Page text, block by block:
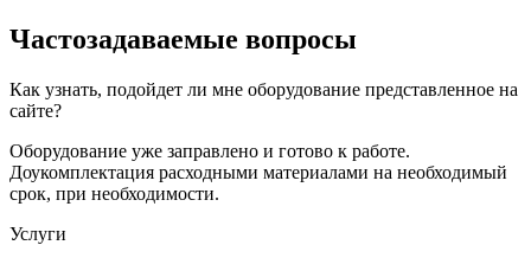
Частозадаваемые вопросы
Как узнать, подойдет ли мне оборудование представленное на
сайте?
Оборудование уже заправлено и готово к работе.
Доукомплектация расходными материалами на необходимый
срок, при необходимости.
Услуги